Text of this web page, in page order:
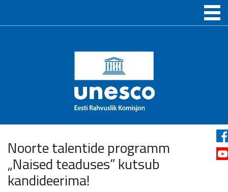
Noorte talentide programm
„Naised teaduses“ kutsub
kandideerima!